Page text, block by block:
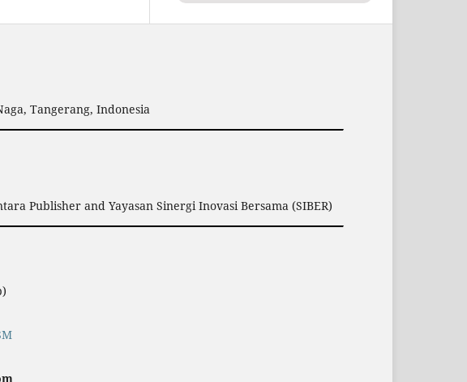
Tangerang, Indonesia
Publisher and Yayasan Sinergi Inovasi Bersama (SIBER)